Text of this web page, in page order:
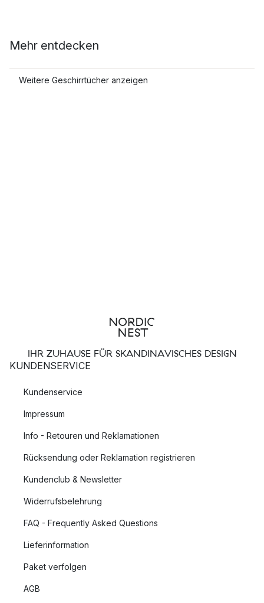
Mehr entdecken
Weitere Geschirrtücher anzeigen
IHR ZUHAUSE FÜR SKANDINAVISCHES DESIGN
KUNDENSERVICE
Kundenservice
Impressum
Info - Retouren und Reklamationen
Rücksendung oder Reklamation registrieren
Kundenclub & Newsletter
Widerrufsbelehrung
FAQ - Frequently Asked Questions
Lieferinformation
Paket verfolgen
AGB